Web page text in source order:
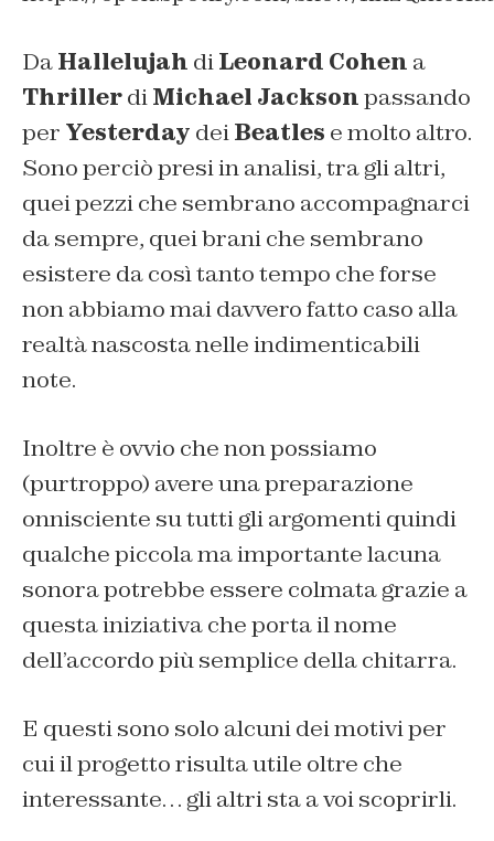
DaHallelujah diLeonard Cohen a
ThrillerdiMichael Jacksonpassando
per Yesterday deiBeatles e molto altro.
Sono perciò presi in analisi, tra gli altri,
quei pezzi che sembrano accompagnarci
da sempre, quei brani che sembrano
esistere da così tanto tempo che forse
non abbiamo mai davvero fatto caso alla
realtà nascosta nelle indimenticabili
note.
Inoltre è ovvio che non possiamo
(purtroppo) avere una preparazione
onnisciente su tutti gli argomenti quindi
qualche piccola ma importante lacuna
sonorapotrebbe essere colmata grazie a
questa iniziativa che porta il nome
dell’accordo più semplice della chitarra.
E questi sono solo alcuni dei motivi per
cui il progetto risulta utile oltre che
interessante… gli altri sta a voi scoprirli.